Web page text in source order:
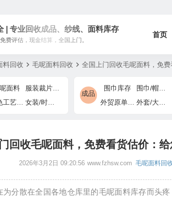
| 专业回收成品、纱线、面料库存
费评估，现金结算，全国上门。
首页
料回收 毛呢面料回收 全国上门回收毛呢面料，免
面料
特色工艺面料
成品
围巾库存
外贸原单/出口退货
回收毛呢面料，免费看货估价：
2026年3月2日 09:20:56 www.fzhsw.com 毛呢面料回
为分散在全国各地仓库里的毛呢面料库存而头